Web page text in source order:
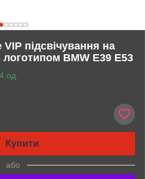
підсвічування на
логотипом BMW Е39 Е53
од.
Купити
або